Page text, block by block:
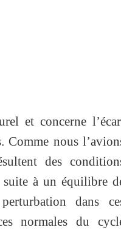
et concerne
Comme nous
des
suite à un équilibre
dans
normales du